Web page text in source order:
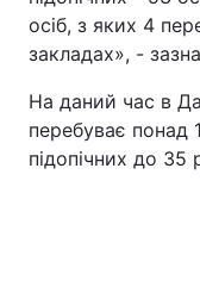
осіб, з яких 4
закладах», -
На даний час в
перебуває понад
підопічних до 35